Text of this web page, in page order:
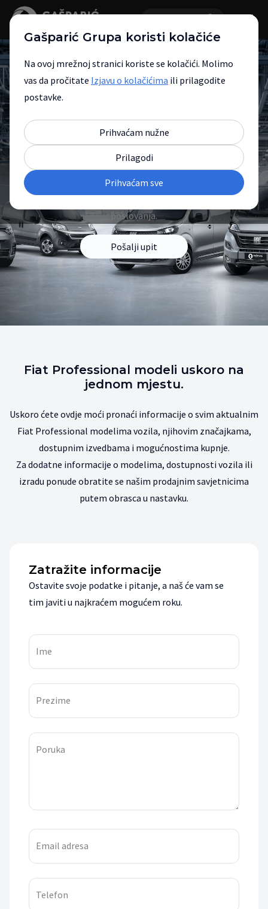
Fiat Professional nova
vozila
Pronađite pouzdano gospodarsko vozilo
poslovanja.
Pošalji upit
Fiat Professional modeli uskoro na
jednom mjestu.
Uskoro ćete ovdje moći pronaći informacije o svim aktualnim
Fiat Professional modelima vozila, njihovim značajkama,
dostupnim izvedbama i mogućnostima kupnje.
Za dodatne informacije o modelima, dostupnosti vozila ili
izradu ponude obratite se našim prodajnim savjetnicima
putem obrasca u nastavku.
Zatražite informacije
Ostavite svoje podatke i pitanje, a naš će vam se
tim javiti u najkraćem mogućem roku.
Ime
Prezime
Poruka
Email adresa
Telefon
Gašparić Grupa koristi kolačiće
Na ovoj mrežnoj stranici koriste se kolačići. Molimo
vas da pročitate Izjavu o kolačićima ili prilagodite
postavke.
Prihvaćam nužne
Prilagodi
Prihvaćam sve